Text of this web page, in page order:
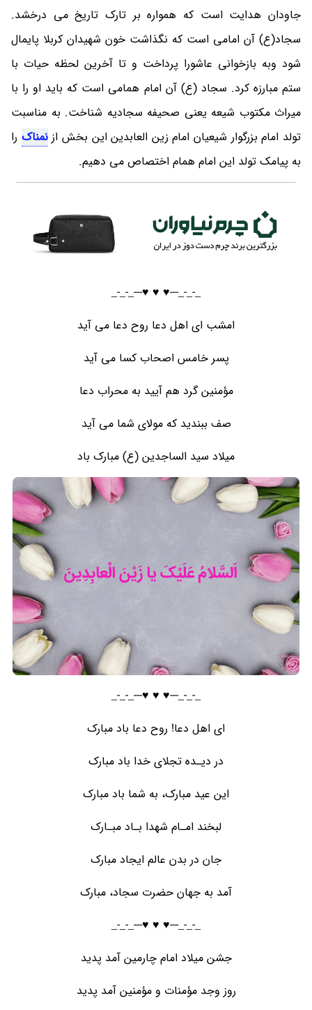
جاودان هدایت است که همواره بر تارک تاریخ می درخشد.
سجاد(ع) آن امامی است که نگذاشت خون شهیدان کربلا پایمال
شود وبه بازخوانی عاشورا پرداخت و تا آخرین لحظه حیات با
ستم مبارزه کرد. سجاد (ع) آن امام همامی است که باید او را با
میراث مکتوب شیعه یعنی صحیفه سجادیه شناخت. به مناسبت
تولد امام بزرگوار شیعیان امام زین العابدین این بخش ازنمناک را
به پیامک تولد این امام همام اختصاص می دهیم.
_-_-_---♥️ ♥️ ♥️---_-_-_
امشب ای اهل دعا روح دعا می آید
پسر خامس اصحاب کسا می آید
مؤمنین گرد هم آیید به محراب دعا
صف ببندید که مولای شما می آید
میلاد سید الساجدین (ع) مبارک باد
_-_-_---♥️ ♥️ ♥️---_-_-_
ای اهل دعا! روح دعا باد مبارک
در دیـده تجلای خدا باد مبارک
این عید مبارک، به شما باد مبارک
لبخند امـام شهدا بـاد مبـارک
جان در بدن عالم ایجاد مبارک
آمد به جهان حضرت سجاد، مبارک
_-_-_---♥️ ♥️ ♥️---_-_-_
جشن میلاد امام چارمین آمد پدید
روز وجد مؤمنات و مؤمنین آمد پدید